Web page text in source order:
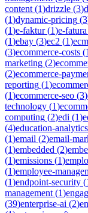
content (1)drizzle (3)
(1)dynamic-pricing (3
(1)e-faktur(1)e-fatura
(1)ebay (3)ec2 (1)ecm
(3)ecommerce-costs (1
marketing (2)
(2)ecommerce-
reporting (1)
(1)ecommerce-seo (3)
technology (1)
computing (2)edi (1)
(4)education-analytics
(1)email (2)email-
(1)embedded (2)
(1)emissions (1)
(1)employee-
(1)endpoint-security (
management (1)
(39)enterprise-ai (2)